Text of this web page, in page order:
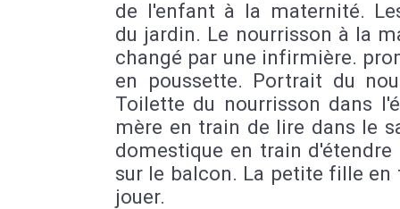
de l'enfant à la maternité.
du jardin. Le nourrisson à la
changé par une infirmière.
en poussette. Portrait du
Toilette du nourrisson dans
mère en train de lire dans le
domestique en train d'étendre
sur le balcon. La petite fille en
jouer.